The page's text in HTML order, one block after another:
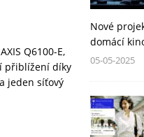
Q6100-E,
přiblížení díky
jeden síťový
Nové
domácí
05-05-2025